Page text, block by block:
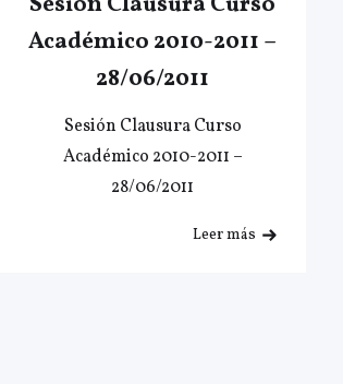
Académico 2010-2011 –
28/06/2011
Sesión Clausura Curso
Académico 2010-2011 –
28/06/2011
Leer más